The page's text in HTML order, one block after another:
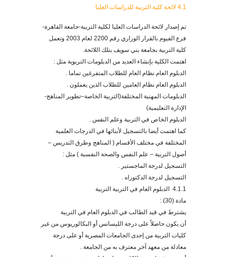
4.1 لائحة كلية التربية للدراسات العليا
تم إصدار لائحة الدراسات العليا لكلية التربية-جامعة القاهرة-
فرع الفيوم بالقرار الوزاري رقم 2200 لعام 2003 وتعمل
كلية التربية بجامعة بني سويف بتلك اللائحة.
اهتمت الكلية بإنشاء العديد من الدبلومات التربوية مثل :
الدبلوم العام نظام العام للطلاب المتفرغين تماما .
الدبلوم العام نظام العامين للطلاب الذين يعملون .
الدبلومات المهنية المختلفة(التربية الخاصة–تطوير المناهج-
الإدارة التعليمية)
الدبلوم الخاص في التربية وعلم النفس .
كما اهتمت أيضا بالتسجيل لأبنائها في الدرجات العلمية
المختلفة في مختلف الأقسام ( المناهج وطرق التدريس –
أصول التربية – علم النفس والصحة النفسية ) مثل :
التسجيل لدرجة الماجستير .
التسجيل لدرجة الدكتوراه .
4.1.1 الدبلوم العام في التربية التربية
مادة (30) :
يشترط في قيد الطالب في الدبلوم العام في التربية
أن يكون حاصلاً على درجة الليسانس أو البكالوريوس من غير
كليات التربية من إحدى الجامعات المصرية أو على درجة
معادلة من معهد آخر معترف به من الجامعة .